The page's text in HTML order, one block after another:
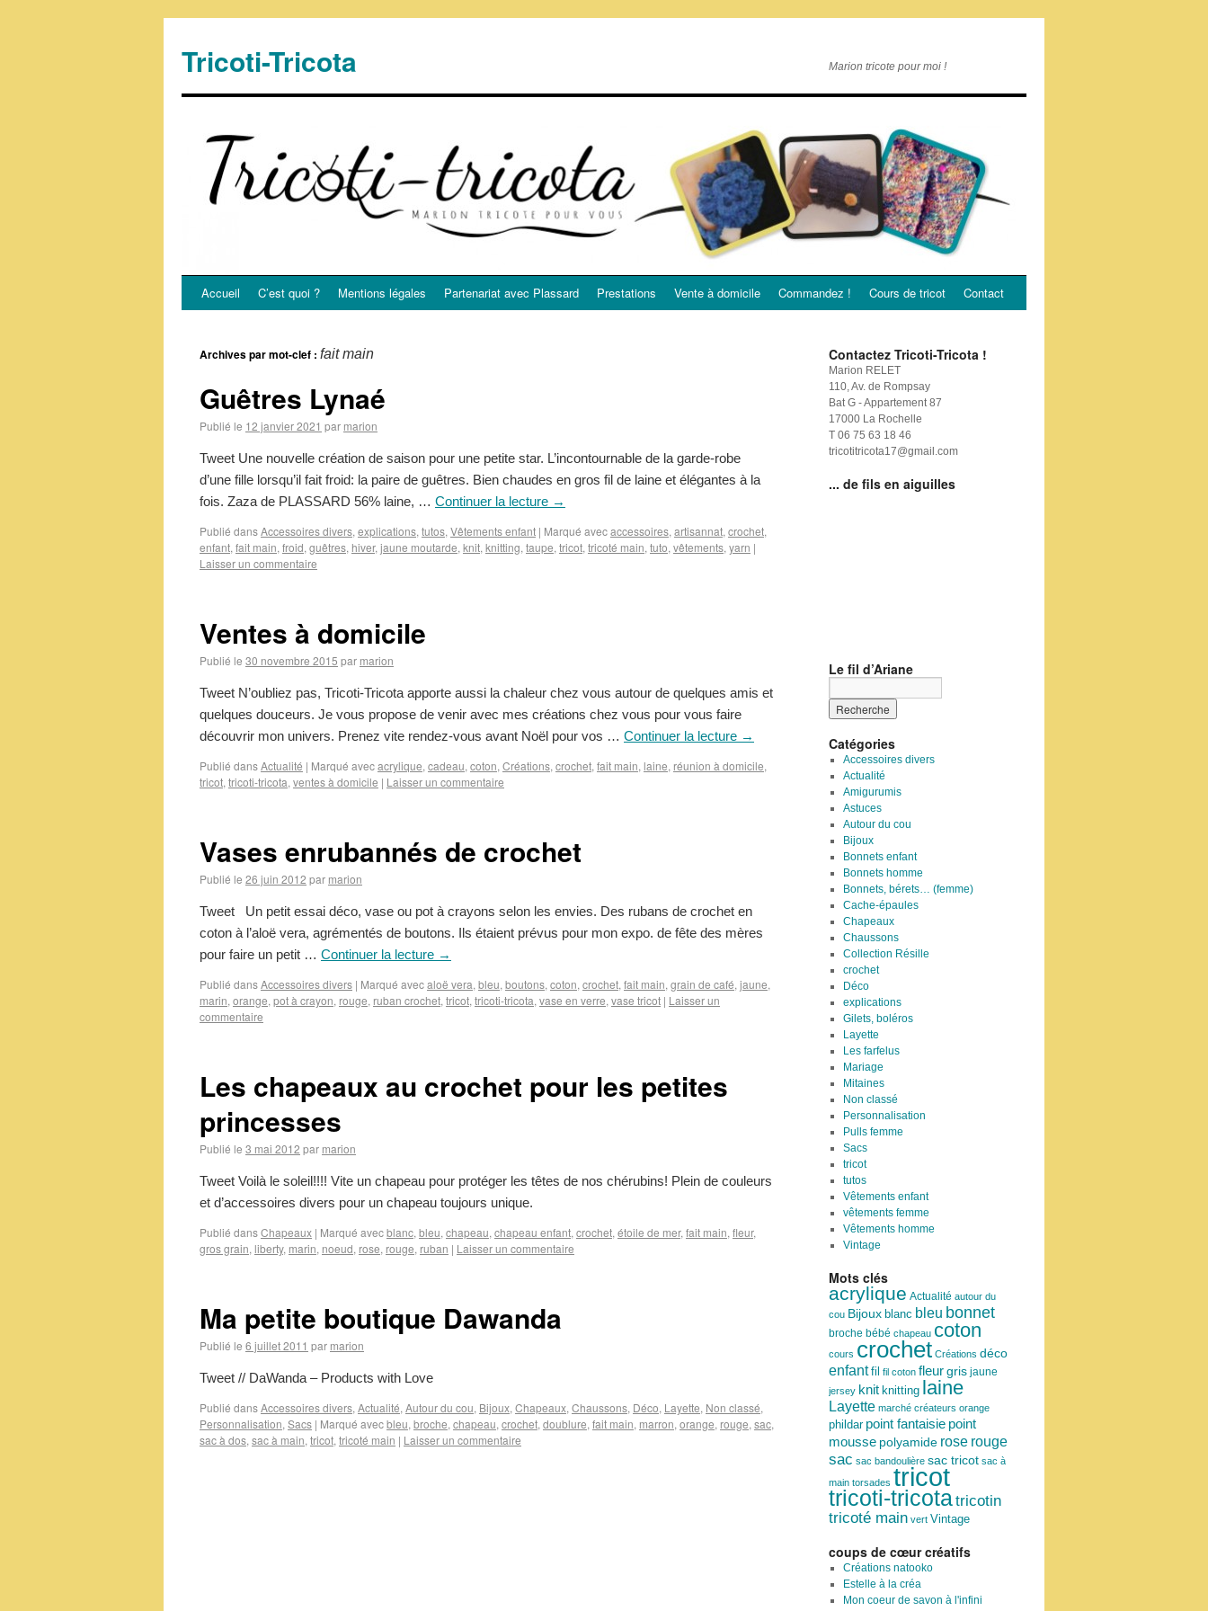
Tricoti-Tricota Marion tricote pour moi !
Accueil C’est quoi ? Mentions légales Partenariat avec Plassard Prestations Vente à domicile Commandez ! Cours de tricot Contact
Archives par mot-clef : fait main
Guêtres Lynaé
Publié le 12 janvier 2021 par marion
Tweet Une nouvelle création de saison pour une petite star. L’incontournable de la garde-robe
d’une fille lorsqu’il fait froid: la paire de guêtres. Bien chaudes en gros fil de laine et élégantes à la
fois. Zaza de PLASSARD 56% laine, … Continuer la lecture →
Publié dansAccessoires divers, explications, tutos, Vêtements enfant | Marqué avecaccessoires, artisannat, crochet,
enfant, fait main, froid, guêtres, hiver, jaune moutarde, knit, knitting, taupe, tricot, tricoté main, tuto, vêtements, yarn |
Laisser un commentaire
Ventes à domicile
Publié le 30 novembre 2015 par marion
Tweet N’oubliez pas, Tricoti-Tricota apporte aussi la chaleur chez vous autour de quelques amis et
quelques douceurs. Je vous propose de venir avec mes créations chez vous pour vous faire
découvrir mon univers. Prenez vite rendez-vous avant Noël pour vos … Continuer la lecture →
Publié dansActualité | Marqué avecacrylique, cadeau, coton, Créations, crochet, fait main, laine, réunion à domicile,
tricot, tricoti-tricota, ventes à domicile | Laisser un commentaire
Vases enrubannés de crochet
Publié le 26 juin 2012 par marion
Tweet Un petit essai déco, vase ou pot à crayons selon les envies. Des rubans de crochet en
coton à l’aloë vera, agrémentés de boutons. Ils étaient prévus pour mon expo. de fête des mères
pour faire un petit … Continuer la lecture →
Publié dansAccessoires divers | Marqué avecaloë vera, bleu, boutons, coton, crochet, fait main, grain de café, jaune,
marin, orange, pot à crayon, rouge, ruban crochet, tricot, tricoti-tricota, vase en verre, vase tricot | Laisser un
commentaire
Les chapeaux au crochet pour les petites
princesses
Publié le 3 mai 2012 par marion
Tweet Voilà le soleil!!!! Vite un chapeau pour protéger les têtes de nos chérubins! Plein de couleurs
et d’accessoires divers pour un chapeau toujours unique.
Publié dansChapeaux | Marqué avecblanc, bleu, chapeau, chapeau enfant, crochet, étoile de mer, fait main, fleur,
gros grain, liberty, marin, noeud, rose, rouge, ruban | Laisser un commentaire
Ma petite boutique Dawanda
Publié le 6 juillet 2011 par marion
Tweet // DaWanda – Products with Love
Publié dansAccessoires divers, Actualité, Autour du cou, Bijoux, Chapeaux, Chaussons, Déco, Layette, Non classé,
Personnalisation, Sacs | Marqué avecbleu, broche, chapeau, crochet, doublure, fait main, marron, orange, rouge, sac,
sac à dos, sac à main, tricot, tricoté main | Laisser un commentaire
Contactez Tricoti-Tricota !
Marion RELET
110, Av. de Rompsay
Bat G - Appartement 87
17000 La Rochelle
T 06 75 63 18 46
tricotitricota17@gmail.com
... de fils en aiguilles
Le fil d’Ariane
Catégories
Accessoires divers
Actualité
Amigurumis
Astuces
Autour du cou
Bijoux
Bonnets enfant
Bonnets homme
Bonnets, bérets… (femme)
Cache-épaules
Chapeaux
Chaussons
Collection Résille
crochet
Déco
explications
Gilets, boléros
Layette
Les farfelus
Mariage
Mitaines
Non classé
Personnalisation
Pulls femme
Sacs
tricot
tutos
Vêtements enfant
vêtements femme
Vêtements homme
Vintage
Mots clés
acrylique Actualité autour du
cou Bijoux blanc bleu bonnet
broche bébé chapeau coton
cours crochet Créations déco
enfant fil fil coton fleur gris jaune
jersey knit knitting laine
Layette marché créateurs orange
phildar point fantaisie point
mousse polyamide rose rouge
sac sac bandoulière sac tricot sac à
main torsades tricot
tricoti-tricotatricotin
tricoté main vert Vintage
coups de cœur créatifs
Créations natooko
Estelle à la créa
Mon coeur de savon à l'infini